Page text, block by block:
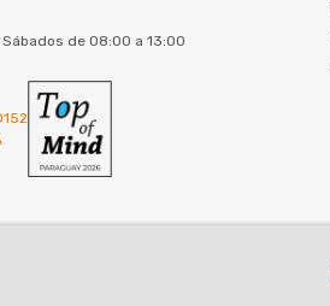
de 08:00 a 13:00